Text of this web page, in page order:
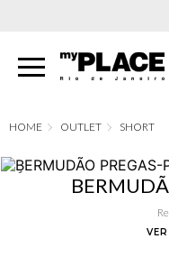
OUTLET SHORT